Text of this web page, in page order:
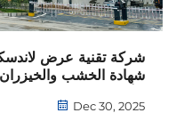
شركة تقنية عرض
شهادة الخشب والخيزران
Dec 30, 2025